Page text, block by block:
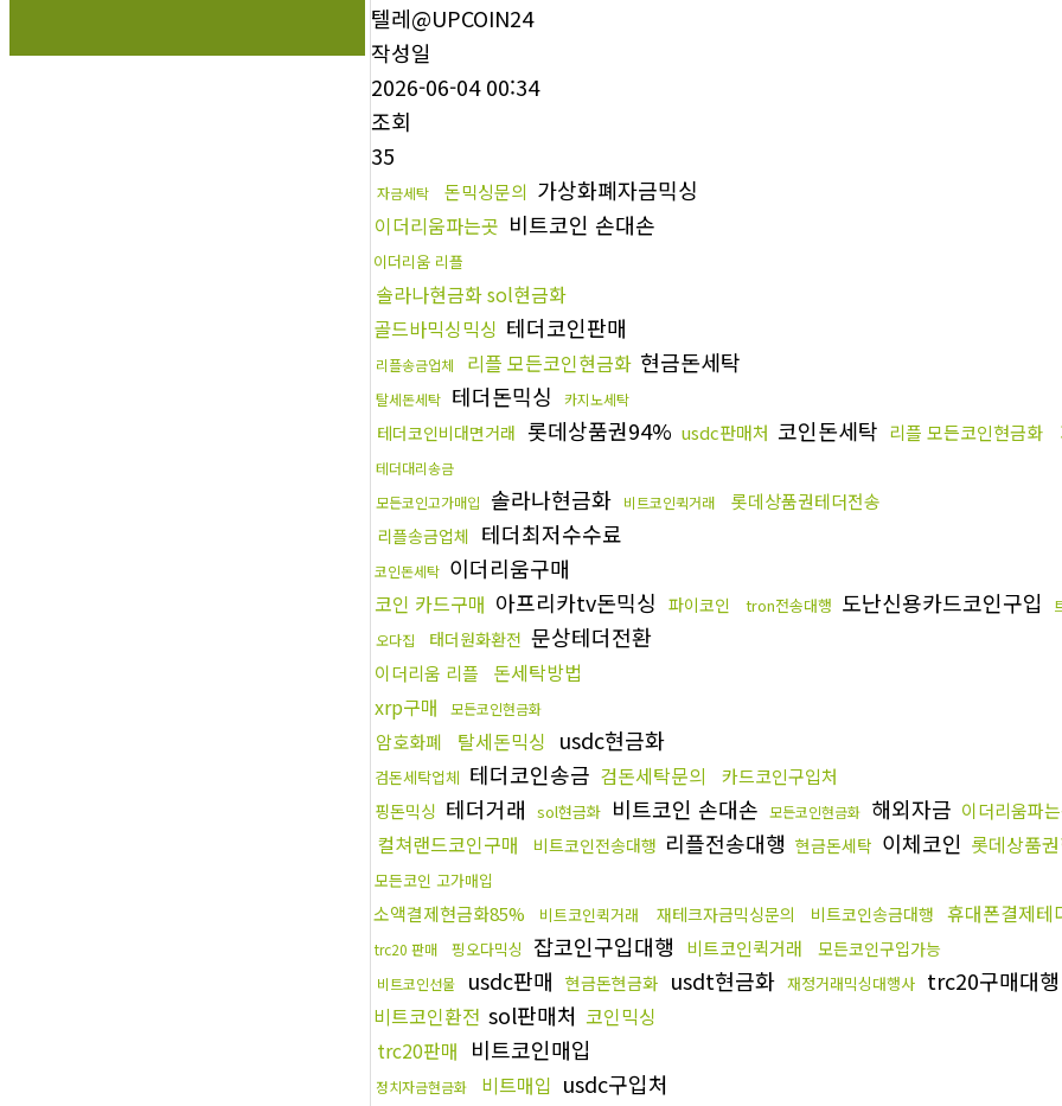
텔레@UPCOIN24
작성일
2026-06-04 00:34
조회
35
자금세탁 돈믹싱문의 가상화폐자금믹싱
이더리움파는곳 비트코인 손대손
이더리움 리플
솔라나현금화 sol현금화
골드바믹싱믹싱 테더코인판매
리플송금업체 리플 모든코인현금화 현금돈세탁
탈세돈세탁 테더돈믹싱 카지노세탁
테더코인비대면거래 롯데상품권94% usdc판매처 코인돈세탁 리플 모든코인현금화
테더대리송금
모든코인고가매입
솔라나현금화 비트코인퀵거래 롯데상품권테더전송
리플송금업체 테더최저수수료
코인돈세탁 이더리움구매
코인 카드구매 아프리카tv돈믹싱 파이코인 tron전송대행 도난신용카드코인구입
오다집 태더원화환전 문상테더전환
이더리움 리플
돈세탁방법
xrp구매
모든코인현금화
암호화폐 탈세돈믹싱 usdc현금화
검돈세탁업체 테더코인송금 검돈세탁문의 카드코인구입처
핑돈믹싱 테더거래 sol현금화 비트코인 손대손 모든코인현금화 해외자금 이더리움파
컬쳐랜드코인구매 비트코인전송대행 리플전송대행 현금돈세탁 이체코인 롯데상품
모든코인 고가매입
소액결제현금화85% 비트코인퀵거래 재테크자금믹싱문의 비트코인송금대행 휴대폰결제테
trc20 판매 핑오다믹싱 잡코인구입대행 비트코인퀵거래 모든코인구입가능
비트코인선물 usdc판매 현금돈현금화 usdt현금화 재정거래믹싱대행사 trc20구매대행
비트코인환전 sol판매처 코인믹싱
trc20판매 비트코인매입
정치자금현금화 비트매입 usdc구입처